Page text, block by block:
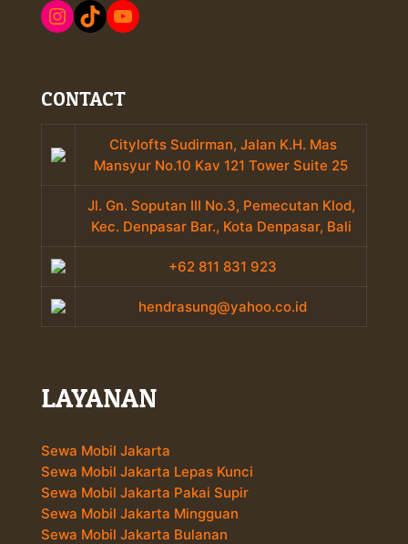
Instagram
TikTokYouTube
CONTACT
Citylofts Sudirman, Jalan K.H. Mas
Mansyur No.10 Kav 121 Tower Suite 25
Jl. Gn. Soputan III No.3, Pemecutan Klod,
Kec. Denpasar Bar., Kota Denpasar, Bali
+62 811 831 923
hendrasung@yahoo.co.id
LAYANAN
Sewa Mobil Jakarta
Sewa Mobil Jakarta Lepas Kunci
Sewa Mobil Jakarta Pakai Supir
Sewa Mobil Jakarta Mingguan
Sewa Mobil Jakarta Bulanan